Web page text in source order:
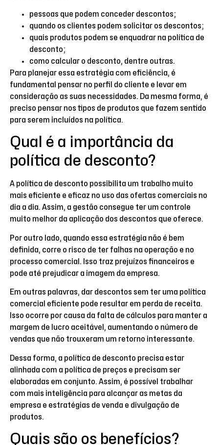
pessoas que podem conceder descontos;
quando os clientes podem solicitar os descontos;
quais produtos podem se enquadrar na política de
desconto;
como calcular o desconto, dentre outras.
Para planejar essa estratégia com eficiência, é
fundamental pensar no perfil do cliente e levar em
consideração as suas necessidades. Da mesma forma, é
preciso pensar nos tipos de produtos que fazem sentido
para serem incluídos na política.
Qual é a importância da
política de desconto?
A política de desconto possibilita um trabalho muito
mais eficiente e eficaz no uso das ofertas comerciais no
dia a dia. Assim, a gestão consegue ter um controle
muito melhor da aplicação dos descontos que oferece.
Por outro lado, quando essa estratégia não é bem
definida, corre o risco de ter falhas na operação e no
processo comercial. Isso traz prejuízos financeiros e
pode até prejudicar a imagem da empresa.
Em outras palavras, dar descontos sem ter uma política
comercial eficiente pode resultar em perda de receita.
Isso ocorre por causa da falta de cálculos para manter a
margem de lucro aceitável, aumentando o número de
vendas que não trouxeram um retorno interessante.
Dessa forma, a política de desconto precisa estar
alinhada com a política de preços e precisam ser
elaboradas em conjunto. Assim, é possível trabalhar
com mais inteligência para alcançar as metas da
empresa e estratégias de venda e divulgação de
produtos.
Quais são os benefícios?